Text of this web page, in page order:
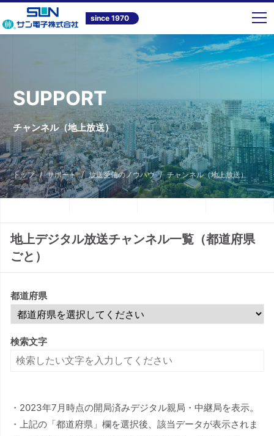
since 1970
SUPPORT
チャンネル（地上放送）
トップ サポート 放送受信のノウハウ チャンネル（地上放送）
地上デジタル放送チャンネル一覧（都道府県
ごと）
都道府県
検索文字
・2023年7月時点の開局済みデジタル親局・中継局を表示。
・上記の「都道府県」欄を選択後、該当データが表示されま